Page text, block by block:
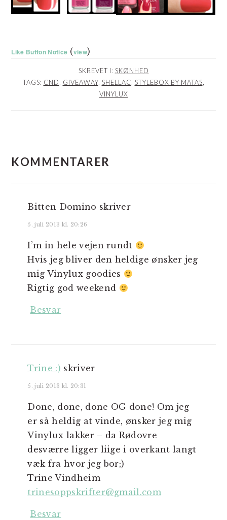
Like Button Notice (view)
SKREVET I: SKØNHED
TAGS: CND, GIVEAWAY, SHELLAC, STYLEBOX BY MATAS,
VINYLUX
KOMMENTARER
Bitten Domino skriver
5. juli 2013 kl. 20:26
I’m in hele vejen rundt
Hvis jeg bliver den heldige ønsker jeg
mig Vinylux goodies
Rigtig god weekend
Besvar
Trine :) skriver
5. juli 2013 kl. 20:31
Done, done, done OG done! Om jeg
er så heldig at vinde, ønsker jeg mig
Vinylux lakker – da Rødovre
desværre ligger liige i overkant langt
væk fra hvor jeg bor;)
Trine Vindheim
trinesoppskrifter@gmail.com
Besvar